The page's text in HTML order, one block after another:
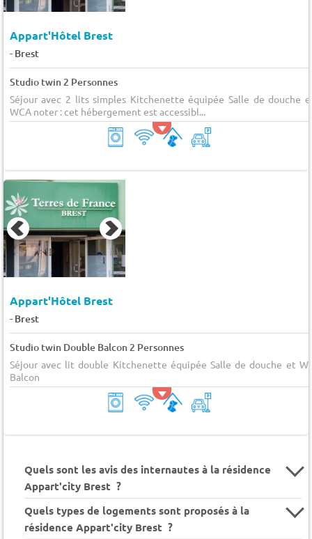
Appart'Hôtel Brest
- Brest
Studio twin 2 Personnes
Séjour avec 2 lits simples Kitchenette équipée Salle de douche
WCA noter : cet hébergement est accessibl...
Appart'Hôtel Brest
- Brest
Studio twin Double Balcon 2 Personnes
Séjour avec lit double Kitchenette équipée Salle de douche et
Balcon
Quels sont les avis des internautes à la résidence
Appart'city Brest ?
Quels types de logements sont proposés à la
résidence Appart'city Brest ?